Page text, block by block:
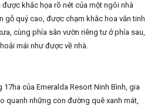
khắc họa rõ nét của một ngôi nhà
gỗ quý cao, được chạm khắc hoa văn tinh
cùng phía sân vườn riêng tư ở phía sau,
mái như được về nhà.
của Emeralda Resort Ninh Bình, gia
quanh những con đường quê xanh mát,